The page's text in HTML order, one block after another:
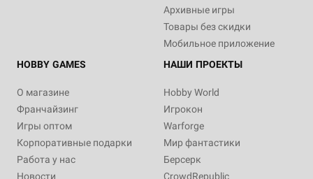
Архивные игры
Товары без скидки
Мобильное приложение
HOBBY GAMES
О магазине
Франчайзинг
Игры оптом
Корпоративные подарки
Работа у нас
Новости
НАШИ ПРОЕКТЫ
Hobby World
Игрокон
Warforge
Мир фантастики
Берсерк
CrowdRepublic